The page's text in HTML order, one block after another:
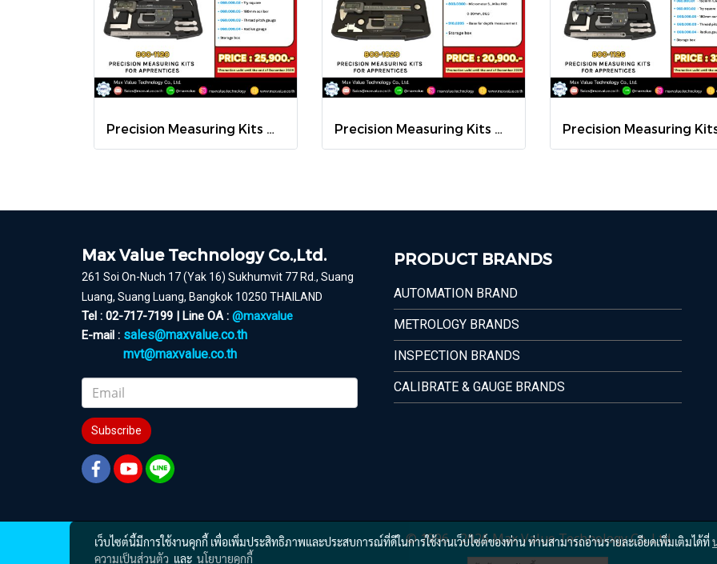
Precision Measuring Kits MODEL 800-1120 Precision Measuring Kits MODEL 800-1020
Max Value Technology Co.,Ltd.
261 Soi On-Nuch 17 (Yak 16) Sukhumvit 77 Rd., Suang
Luang, Suang Luang, Bangkok 10250 THAILAND
Tel : 02-717-7199 | Line OA : @maxvalue
E-mail : sales@maxvalue.co.th
mvt@maxvalue.co.th
Subscribe
PRODUCT BRANDS
AUTOMATION BRAND
METROLOGY BRANDS
INSPECTION BRANDS
CALIBRATE & GAUGE BRANDS
© 1996 - 2026 Max Value Technology Co.,Ltd.
เว็บไซต์นี้มีการใช้งานคุกกี้ เพื่อเพิ่มประสิทธิภาพและประสบการณ์ที่ดีในการใช้งานเว็บไซต์ของท่าน ท่านสามารถอ่านรายละเอียดเพิ่มเติมได้ที่
ความเป็นส่วนตัว และ นโยบายคุกกี้